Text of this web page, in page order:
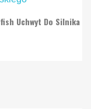
Uchwyt Do Silnika